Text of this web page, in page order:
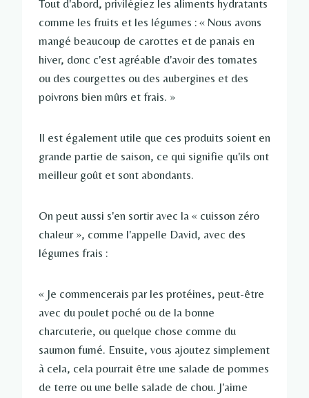
Tout d'abord, privilégiez les aliments hydratants
comme les fruits et les légumes : « Nous avons
mangé beaucoup de carottes et de panais en
hiver, donc c'est agréable d'avoir des tomates
ou des courgettes ou des aubergines et des
poivrons bien mûrs et frais. »
Il est également utile que ces produits soient en
grande partie de saison, ce qui signifie qu'ils ont
meilleur goût et sont abondants.
On peut aussi s'en sortir avec la « cuisson zéro
chaleur », comme l'appelle David, avec des
légumes frais :
« Je commencerais par les protéines, peut-être
avec du poulet poché ou de la bonne
charcuterie, ou quelque chose comme du
saumon fumé. Ensuite, vous ajoutez simplement
à cela, cela pourrait être une salade de pommes
de terre ou une belle salade de chou. J'aime